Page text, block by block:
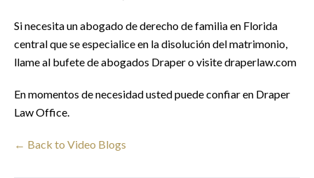
Si necesita un abogado de derecho de familia en Florida
central que se especialice en la disolución del matrimonio,
llame al bufete de abogados Draper o visite draperlaw.com
En momentos de necesidad usted puede confiar en Draper
Law Office.
← Back to Video Blogs